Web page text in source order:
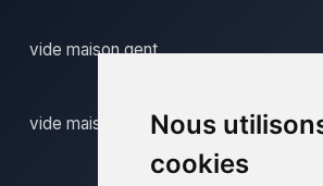
Nous
cookies
vide maison gent
vide maison gentbrugge